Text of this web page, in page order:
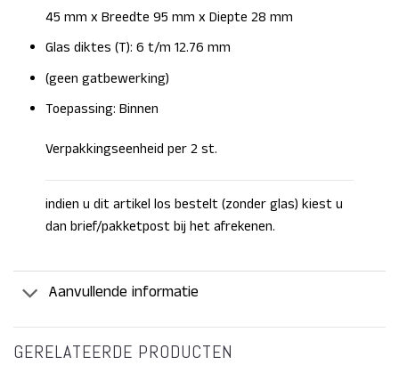
45 mm x Breedte 95 mm x Diepte 28 mm
Glas diktes (T): 6 t/m 12.76 mm
(geen gatbewerking)
Toepassing: Binnen
Verpakkingseenheid per 2 st.
indien u dit artikel los bestelt (zonder glas) kiest u
dan brief/pakketpost bij het afrekenen.
Aanvullende informatie
GERELATEERDE PRODUCTEN